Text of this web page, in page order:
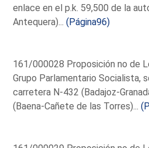
enlace en el p.k. 59,500 de la
Antequera)...(Página96)
161/000028 Proposición no de
Grupo Parlamentario Socialista,
carretera N-432 (Badajoz-
(Baena-Cañete de las Torres)...